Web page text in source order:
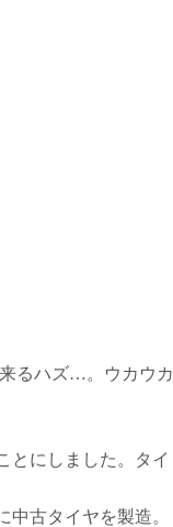
るハズ…。ウカウカ
とにしました。タイ
古タイヤを製造。